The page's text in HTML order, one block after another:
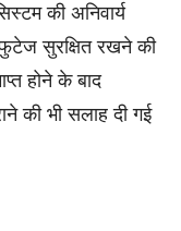
की अनिवार्य
सुरक्षित रखने की
होने के बाद
की भी सलाह दी गई